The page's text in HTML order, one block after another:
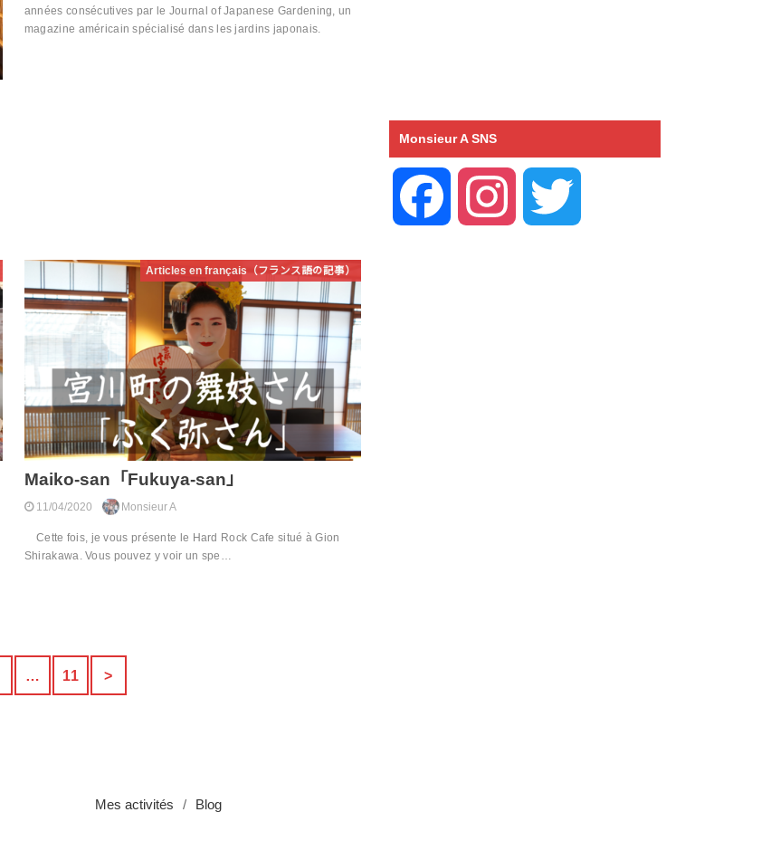
années consécutives par le Journal of Japanese Gardening, un
magazine américain spécialisé dans les jardins japonais.
Articles en français（フランス語の記事）
Maiko-san「Fukuya-san」
11/04/2020 Monsieur A
Cette fois, je vous présente le Hard Rock Cafe situé à Gion
Shirakawa. Vous pouvez y voir un spe…
… 11 >
Monsieur A SNS
Mes activités Blog